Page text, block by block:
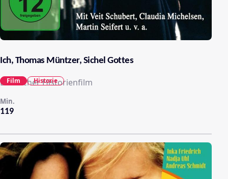
Ich, Thomas Müntzer, Sichel Gottes
Deutscher Historienfilm
119
Min.
Film Historie